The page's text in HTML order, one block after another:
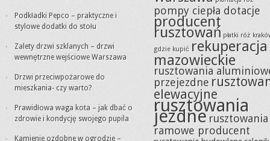
Podkładki Pepco – praktyczne i
stylowe dodatki do stołu
Zalety drzwi szklanych – drzwi
wewnętrzne wejściowe Warszawa
Drzwi przeciwpożarowe do
mieszkania- czy warto?
Prawidłowa waga kota – jak dbać o
zdrowie i kondycję swojego pupila
Kamienie ozdobne w ogrodzie –
pompy ciepła dotacje
producent
rusztowań płatki róż
gdzie kupić rekuperacja
mazowieckie
rusztowania
przejezdne
elewacyjne
rusztowania
jezdne rusztowania
ramowe producent